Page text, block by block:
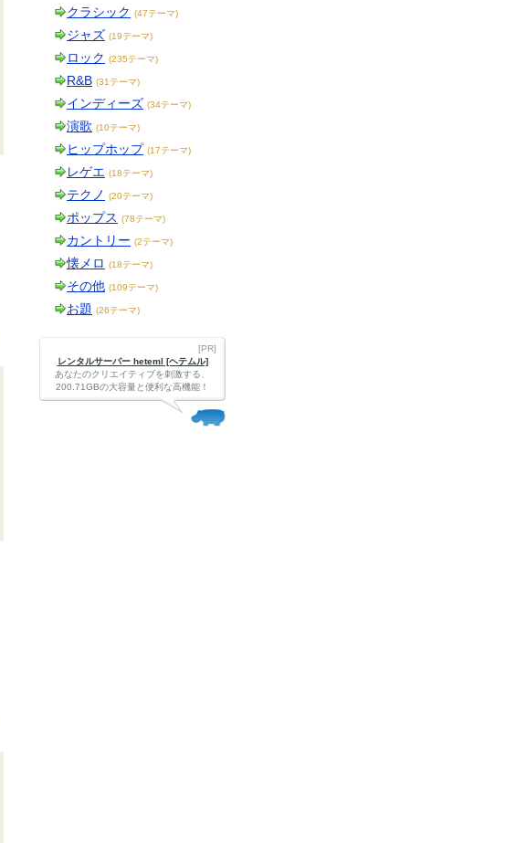
クラシック (47テーマ)
ジャズ (19テーマ)
ロック (235テーマ)
R&B (31テーマ)
インディーズ (34テーマ)
演歌 (10テーマ)
ヒップホップ (17テーマ)
レゲエ (18テーマ)
テクノ (20テーマ)
ポップス (78テーマ)
カントリー (2テーマ)
懐メロ (18テーマ)
その他 (109テーマ)
お題 (26テーマ)
[PR]
レンタルサーバー heteml [ヘテムル]
あなたのクリエイティブを刺激する、
200.71GBの大容量と便利な高機能！